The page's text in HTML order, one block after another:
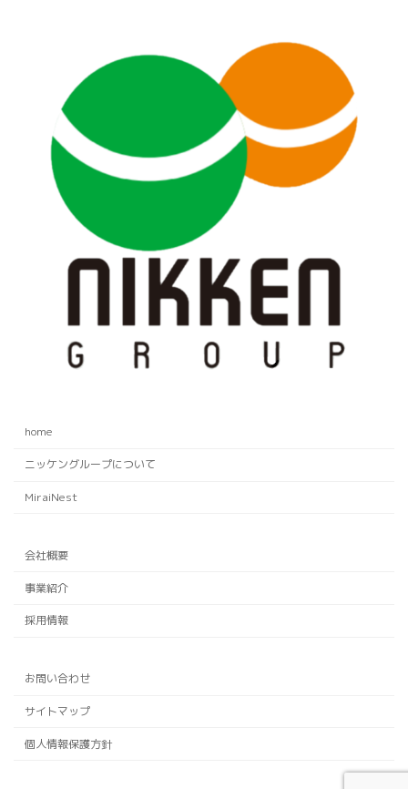
home
ニッケングループについて
MiraiNest
会社概要
事業紹介
採用情報
お問い合わせ
サイトマップ
個人情報保護方針